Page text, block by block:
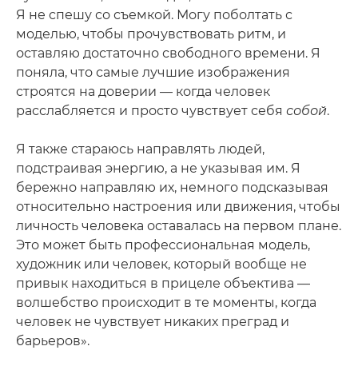
Я не спешу со съемкой. Могу поболтать с
моделью, чтобы прочувствовать ритм, и
оставляю достаточно свободного времени. Я
поняла, что самые лучшие изображения
строятся на доверии — когда человек
расслабляется и просто чувствует себя собой.
Я также стараюсь направлять людей,
подстраивая энергию, а не указывая им. Я
бережно направляю их, немного подсказывая
относительно настроения или движения, чтобы
личность человека оставалась на первом плане.
Это может быть профессиональная модель,
художник или человек, который вообще не
привык находиться в прицеле объектива —
волшебство происходит в те моменты, когда
человек не чувствует никаких преград и
барьеров».